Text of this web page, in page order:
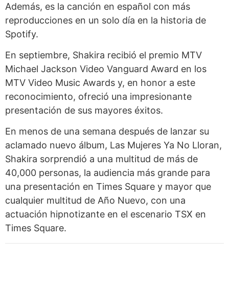
Además, es la canción en español con más
reproducciones en un solo día en la historia de
Spotify.
En septiembre, Shakira recibió el premio MTV
Michael Jackson Video Vanguard Award en los
MTV Video Music Awards y, en honor a este
reconocimiento, ofreció una impresionante
presentación de sus mayores éxitos.
En menos de una semana después de lanzar su
aclamado nuevo álbum, Las Mujeres Ya No Lloran,
Shakira sorprendió a una multitud de más de
40,000 personas, la audiencia más grande para
una presentación en Times Square y mayor que
cualquier multitud de Año Nuevo, con una
actuación hipnotizante en el escenario TSX en
Times Square.